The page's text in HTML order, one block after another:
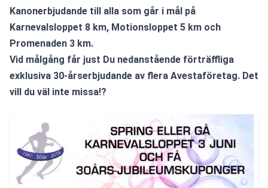
Kanonerbjudande till alla som går i mål på
Karnevalsloppet 8 km, Motionsloppet 5 km och
Promenaden 3 km.
Vid målgång får just Du nedanstående förträffliga
exklusiva 30-årserbjudande av flera Avestaföretag. Det
vill du väl inte missa!?